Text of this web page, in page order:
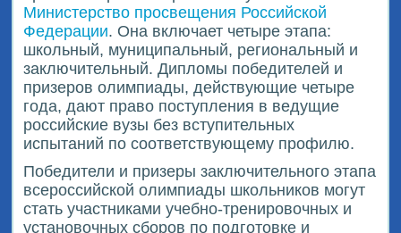
Министерство просвещения Российской
Федерации. Она включает четыре этапа:
школьный, муниципальный, региональный и
заключительный. Дипломы победителей и
призеров олимпиады, действующие четыре
года, дают право поступления в ведущие
российские вузы без вступительных
испытаний по соответствующему профилю.
Победители и призеры заключительного этапа
всероссийской олимпиады школьников могут
стать участниками учебно-тренировочных и
установочных сборов по подготовке и